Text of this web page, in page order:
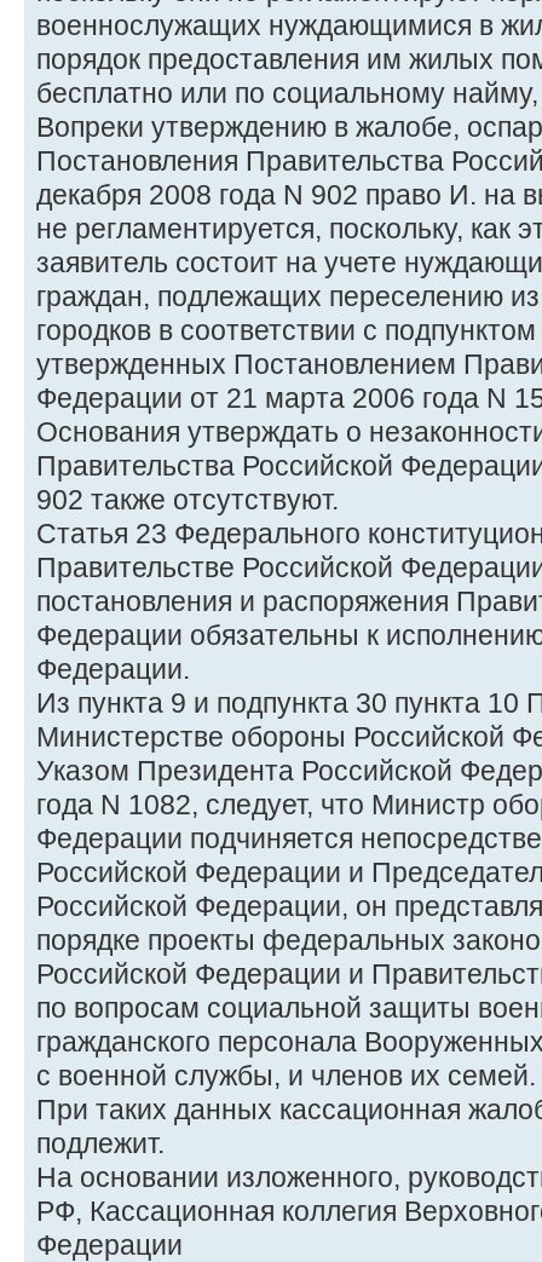
военнослужащих нуждающимися в
порядок предоставления им жилых
бесплатно или по социальному
Вопреки утверждению в жалобе,
Постановления Правительства
декабря 2008 года N 902 право И. на
не регламентируется, поскольку, как
заявитель состоит на учете
граждан, подлежащих переселению
городков в соответствии с
утвержденных Постановлением
Федерации от 21 марта 2006 года N
Основания утверждать о
Правительства Российской
902 также отсутствуют.
Статья 23 Федерального
Правительстве Российской
постановления и распоряжения
Федерации обязательны к
Федерации.
Из пункта 9 и подпункта 30 пункта 10
Министерстве обороны Российской
Указом Президента Российской
года N 1082, следует, что Министр
Федерации подчиняется
Российской Федерации и
Российской Федерации, он
порядке проекты федеральных
Российской Федерации и
по вопросам социальной защиты
гражданского персонала
с военной службы, и членов их семей.
При таких данных кассационная
подлежит.
На основании изложенного,
РФ, Кассационная коллегия
Федерации